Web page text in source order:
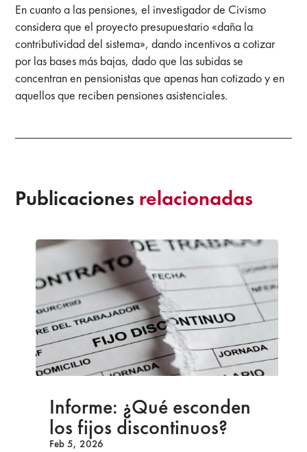
En cuanto a las pensiones, el investigador de Civismo
considera que el proyecto presupuestario «daña la
contributividad del sistema», dando incentivos a cotizar
por las bases más bajas, dado que las subidas se
concentran en pensionistas que apenas han cotizado y en
aquellos que reciben pensiones asistenciales.
Publicaciones relacionadas
Informe: ¿Qué esconden
los fijos discontinuos?
Feb 5, 2026